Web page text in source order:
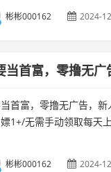
彬彬000162 2024-
当首富，零撸无广
首富，零撸无广告，
1+/无需手动领取每天
彬彬000162 2024-